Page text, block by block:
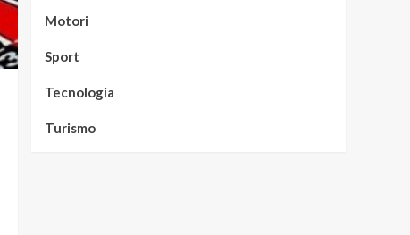
Motori
Sport
Tecnologia
Turismo